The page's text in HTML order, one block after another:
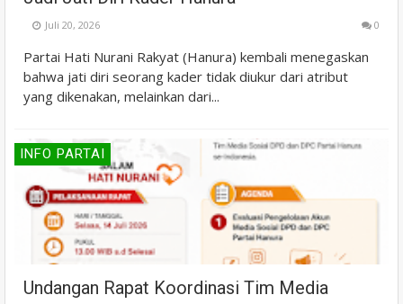
Juli 20, 2026 0
Partai Hati Nurani Rakyat (Hanura) kembali menegaskan
bahwa jati diri seorang kader tidak diukur dari atribut
yang dikenakan, melainkan dari...
INFO PARTAI
Undangan Rapat Koordinasi Tim Media